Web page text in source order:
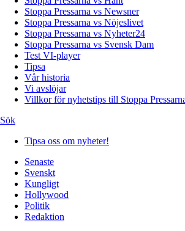
Stoppa Pressarna vs Newsner
Stoppa Pressarna vs Nöjeslivet
Stoppa Pressarna vs Nyheter24
Stoppa Pressarna vs Svensk Dam
Test VI-player
Tipsa
Vår historia
Vi avslöjar
Villkor för nyhetstips till Stoppa
Sök
Tipsa oss om nyheter!
Senaste
Svenskt
Kungligt
Hollywood
Politik
Redaktion